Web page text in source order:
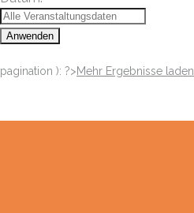
Anwenden
pagination ): ?>Mehr Ergebnisse laden